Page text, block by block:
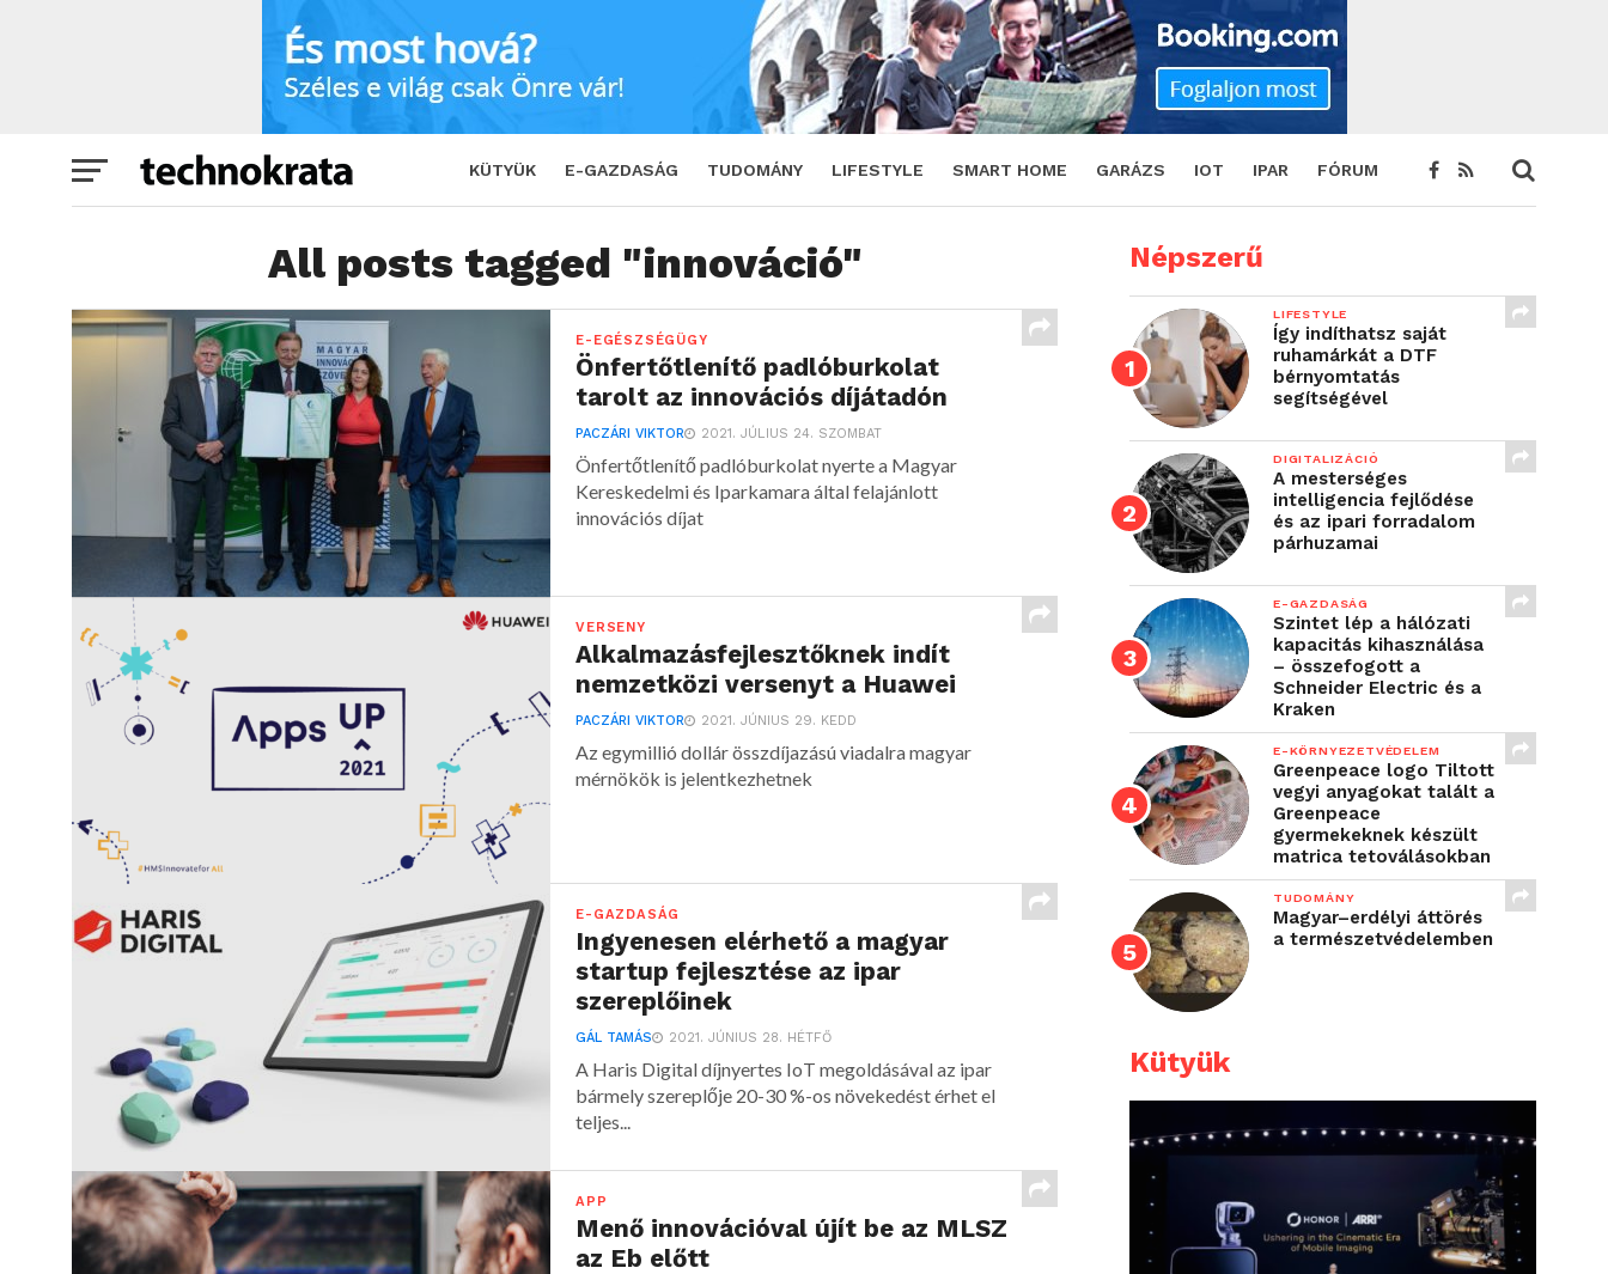
KÜTYÜK E-GAZDASÁG TUDOMÁNY LIFESTYLE SMART HOME GARÁZS IOT IPAR FÓRUM
All posts tagged "innováció"
E-EGÉSZSÉGÜGY
Önfertőtlenítő padlóburkolat
tarolt az innovációs díjátadón
PACZÁRI VIKTOR 2021. JÚLIUS 24. SZOMBAT
Önfertőtlenítő padlóburkolat nyerte a Magyar
Kereskedelmi és Iparkamara által felajánlott
innovációs díjat
VERSENY
Alkalmazásfejlesztőknek indít
nemzetközi versenyt a Huawei
PACZÁRI VIKTOR 2021. JÚNIUS 29. KEDD
Az egymillió dollár összdíjazású viadalra magyar
mérnökök is jelentkezhetnek
E-GAZDASÁG
Ingyenesen elérhető a magyar
startup fejlesztése az ipar
szereplőinek
GÁL TAMÁS 2021. JÚNIUS 28. HÉTFŐ
A Haris Digital díjnyertes IoT megoldásával az ipar
bármely szereplője 20-30 %-os növekedést érhet el
teljes...
APP
Menő innovációval újít be az MLSZ
az Eb előtt
Népszerű
LIFESTYLE
Így indíthatsz saját
ruhamárkát a DTF
bérnyomtatás
segítségével
DIGITALIZÁCIÓ
A mesterséges
intelligencia fejlődése
és az ipari forradalom
párhuzamai
E-GAZDASÁG
Szintet lép a hálózati
kapacitás kihasználása
– összefogott a
Schneider Electric és a
Kraken
E-KÖRNYEZETVÉDELEM
Greenpeace logo Tiltott
vegyi anyagokat talált a
Greenpeace
gyermekeknek készült
matrica tetoválásokban
TUDOMÁNY
Magyar–erdélyi áttörés
a természetvédelemben
Kütyük